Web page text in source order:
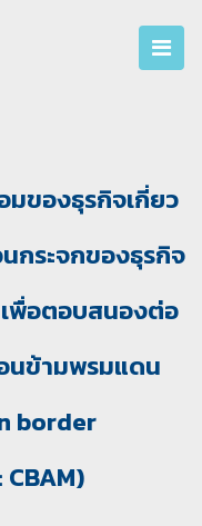
มของธุรกิจเกี่ยว
กระจกของธุรกิจ
เพื่อตอบสนองต่อ
นข้ามพรมแดน
border